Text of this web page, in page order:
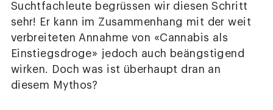
Suchtfachleute begrüssen wir diesen Schritt
sehr! Er kann im Zusammenhang mit der weit
verbreiteten Annahme von «Cannabis als
Einstiegsdroge» jedoch auch beängstigend
wirken. Doch was ist überhaupt dran an
diesem Mythos?